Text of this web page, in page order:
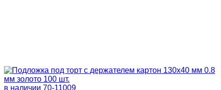
в наличии 70-11009